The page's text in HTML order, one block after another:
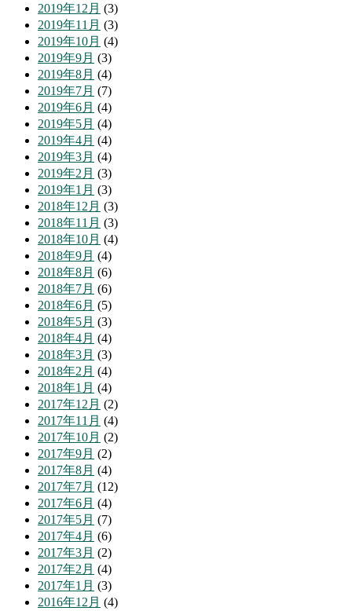
2019年12月 (3)
2019年11月 (3)
2019年10月 (4)
2019年9月 (3)
2019年8月 (4)
2019年7月 (7)
2019年6月 (4)
2019年5月 (4)
2019年4月 (4)
2019年3月 (4)
2019年2月 (3)
2019年1月 (3)
2018年12月 (3)
2018年11月 (3)
2018年10月 (4)
2018年9月 (4)
2018年8月 (6)
2018年7月 (6)
2018年6月 (5)
2018年5月 (3)
2018年4月 (4)
2018年3月 (3)
2018年2月 (4)
2018年1月 (4)
2017年12月 (2)
2017年11月 (4)
2017年10月 (2)
2017年9月 (2)
2017年8月 (4)
2017年7月 (12)
2017年6月 (4)
2017年5月 (7)
2017年4月 (6)
2017年3月 (2)
2017年2月 (4)
2017年1月 (3)
2016年12月 (4)